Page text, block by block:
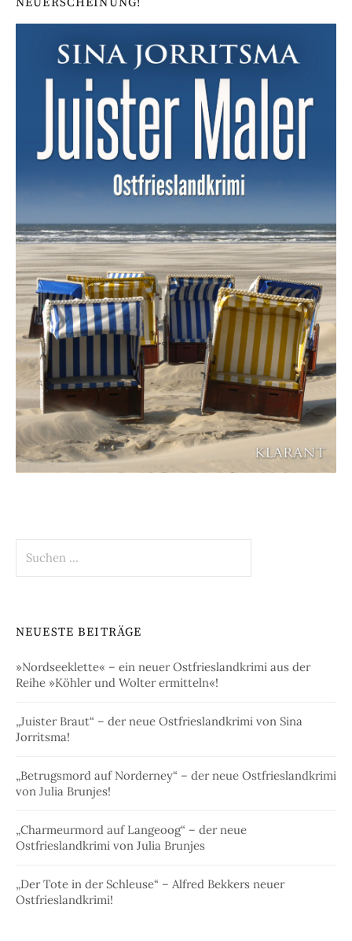
nach:
NEUESTE BEITRÄGE
»Nordseeklette« – ein neuer Ostfrieslandkrimi aus der
Reihe »Köhler und Wolter ermitteln«!
„Juister Braut“ – der neue Ostfrieslandkrimi von Sina
Jorritsma!
„Betrugsmord auf Norderney“ – der neue Ostfrieslandkrimi
von Julia Brunjes!
„Charmeurmord auf Langeoog“ – der neue
Ostfrieslandkrimi von Julia Brunjes
„Der Tote in der Schleuse“ – Alfred Bekkers neuer
Ostfrieslandkrimi!